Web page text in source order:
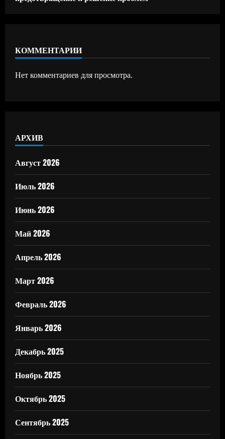
КОММЕНТАРИИ
Нет комментариев для просмотра.
АРХИВ
Август 2026
Июль 2026
Июнь 2026
Май 2026
Апрель 2026
Март 2026
Февраль 2026
Январь 2026
Декабрь 2025
Ноябрь 2025
Октябрь 2025
Сентябрь 2025